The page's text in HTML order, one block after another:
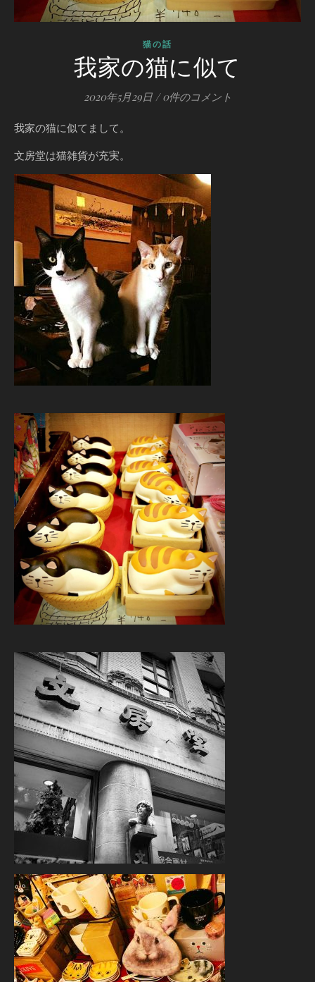
猫の話
我家の猫に似て
2020年5月29日 / 0件のコメント
我家の猫に似てまして。
文房堂は猫雑貨が充実。